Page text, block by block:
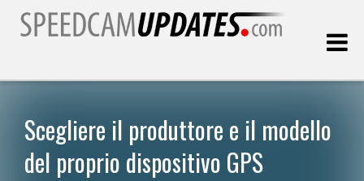
Clienti
Scegliere il produttore e il modello
del proprio dispositivo GPS